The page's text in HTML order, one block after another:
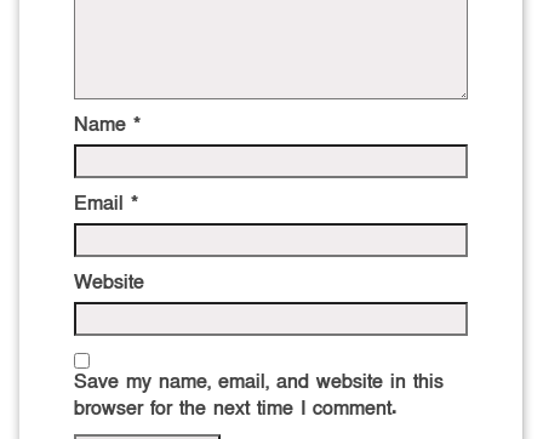
Name *
Email *
Website
Save my name, email, and website in this
browser for the next time I comment.